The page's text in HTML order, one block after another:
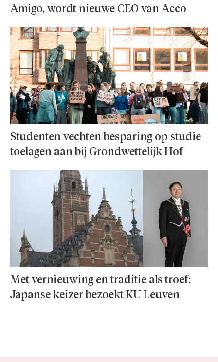
Amigo, wordt nieuwe CEO van Acco
Studenten vechten besparing op studie­
toelagen aan bij Grondwettelijk Hof
Met vernieuwing en traditie als troef:
Japanse keizer bezoekt KU Leuven